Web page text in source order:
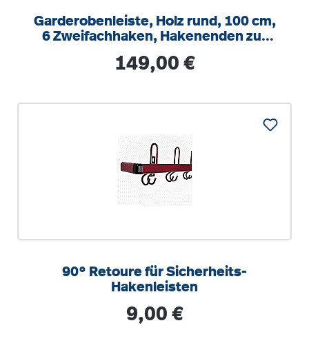
Garderobenleiste, Holz rund, 100 cm,
6 Zweifachhaken, Hakenenden zur
Regulärer Preis:
149,00 €
90° Retoure für Sicherheits-
Hakenleisten
Regulärer Preis:
9,00 €